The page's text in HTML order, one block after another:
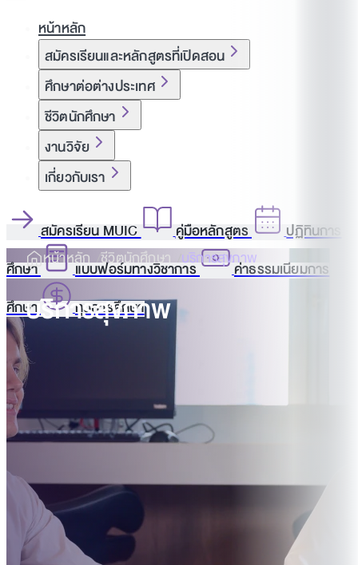
หน้าหลัก
สมัครเรียนและหลักสูตรที่เปิดสอน
ศึกษาต่อต่างประเทศ
ชีวิตนักศึกษา
งานวิจัย
เกี่ยวกับเรา
สมัครเรียน MUIC คู่มือหลักสูตร
ปฏิทินการ
ศึกษา
แบบฟอร์มทางวิชาการ
ค่าธรรมเนียมการ
ศึกษา
ทุนการศึกษา
หน้าหลัก ชีวิตนักศึกษา บริการสุขภาพ
บริการสุขภาพ